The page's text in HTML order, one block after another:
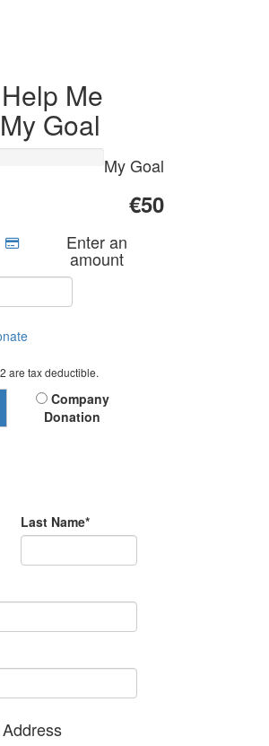
Me
Goal
My Goal
€50
Enter an
amount
are tax deductible.
Company
Donation
Last Name*